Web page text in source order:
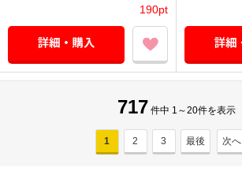
190pt
717 件中 1～20件を表示
1 2 3 最後 次へ